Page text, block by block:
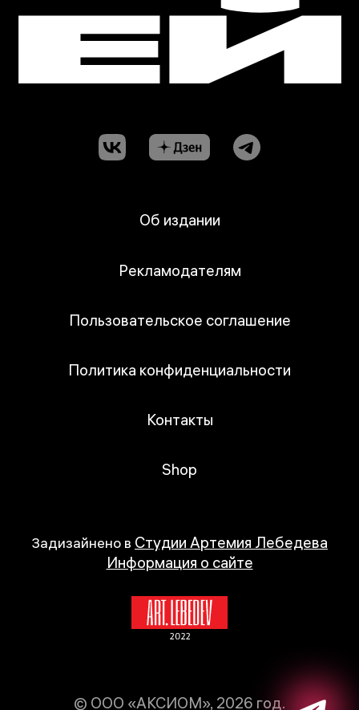
Об издании
Рекламодателям
Пользовательское соглашение
Политика конфиденциальности
Контакты
Shop
© ООО «АКСИОМ», 2026 год.
Задизайнено в Студии Артемия Лебедева
Информация о сайте